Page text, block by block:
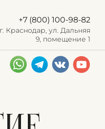
+7 (800) 100-98-82
г. Краснодар, ул. Дальняя
9, помещение 1